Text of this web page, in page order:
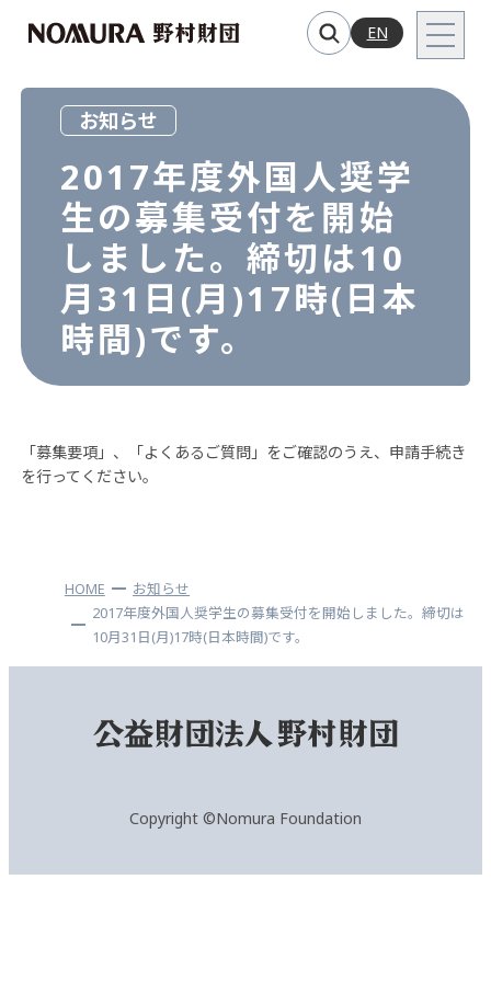
EN
お知らせ
2017年度外国人奨学
生の募集受付を開始
しました。締切は10
月31日(月)17時(日本
時間)です。
「募集要項」、「よくあるご質問」をご確認のうえ、申請手続き
を行ってください。
HOME
お知らせ
2017年度外国人奨学生の募集受付を開始しました。締切は
10月31日(月)17時(日本時間)です。
Copyright ©Nomura Foundation